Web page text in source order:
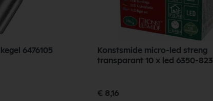
6476105
Konstsmide micro-led streng
transparant 10 x led 6350-823
€ 8,16